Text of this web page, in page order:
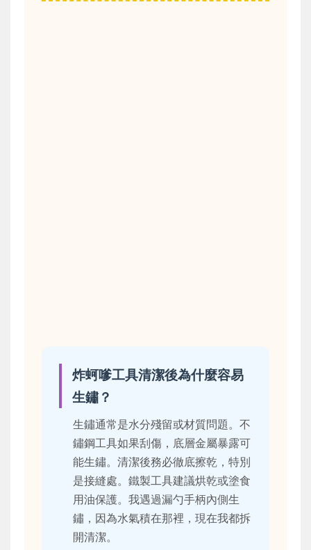
炸蚵嗲工具清潔後為什麼容易
生鏽？
生鏽通常是水分殘留或材質問題。不
鏽鋼工具如果刮傷，底層金屬暴露可
能生鏽。清潔後務必徹底擦乾，特別
是接縫處。鐵製工具建議烘乾或塗食
用油保護。我遇過漏勺手柄內側生
鏽，因為水氣積在那裡，現在我都拆
開清潔。